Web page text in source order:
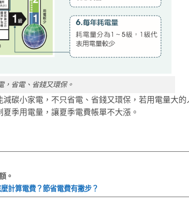
省電、省錢又環保。
碳小家電，不只省電、省錢又環保，若用電量大的
季用電量，讓夏季電費帳單不大漲。
。
計算電費？節省電費有撇步？